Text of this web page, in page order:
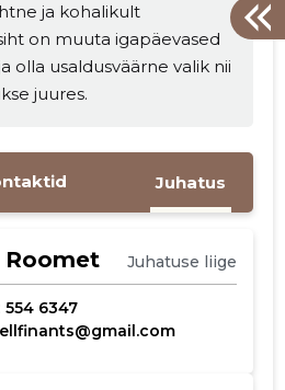
ja kohalikult
on muuta igapäevased
olla usaldusväärne valik nii
juures.
Juhatus
Roomet Juhatuse liige
554 6347